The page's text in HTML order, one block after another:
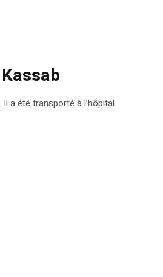
a été transporté à l’hôpital